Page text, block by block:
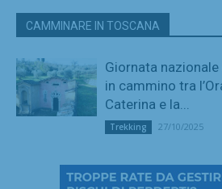
CAMMINARE IN TOSCANA
Giornata
in cammino tra
Caterina e la...
Trekking 27/10/2025